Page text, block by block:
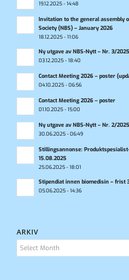
19.12.2025 - 14:48
Invitation to the general assembly
Society (NBS) – January 2026
18.12.2025 - 11:06
Ny utgave av NBS-Nytt – Nr. 3/2025
03.12.2025 - 18:40
Contact Meeting 2026 – poster
04.10.2025 - 06:56
Contact Meeting 2026 – poster
01.10.2025 - 15:00
Ny utgave av NBS-Nytt – Nr. 2/2025
30.06.2025 - 06:49
Stillingsannonse:
15.08.2025
25.06.2025 - 18:01
Stipendiat innen biomedisin – frist
05.06.2025 - 14:36
ARKIV